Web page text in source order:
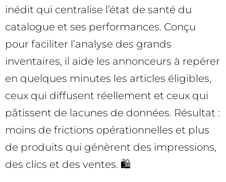
inédit qui centralise l’état de santé du
catalogue et ses performances. Conçu
pour faciliter l’analyse des grands
inventaires, il aide les annonceurs à repérer
en quelques minutes les articles éligibles,
ceux qui diffusent réellement et ceux qui
pâtissent de lacunes de données. Résultat :
moins de frictions opérationnelles et plus
de produits qui génèrent des impressions,
des clics et des ventes. 🛍️